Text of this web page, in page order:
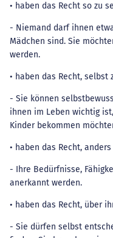
• haben das Recht so zu
- Niemand darf ihnen
Mädchen sind. Sie
werden.
• haben das Recht,
- Sie können
ihnen im Leben wichtig
Kinder bekommen
• haben das Recht,
- Ihre Bedürfnisse,
anerkannt werden.
• haben das Recht, über
- Sie dürfen selbst